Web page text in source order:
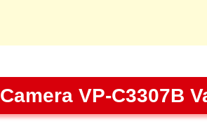
Camera VP-C3307B